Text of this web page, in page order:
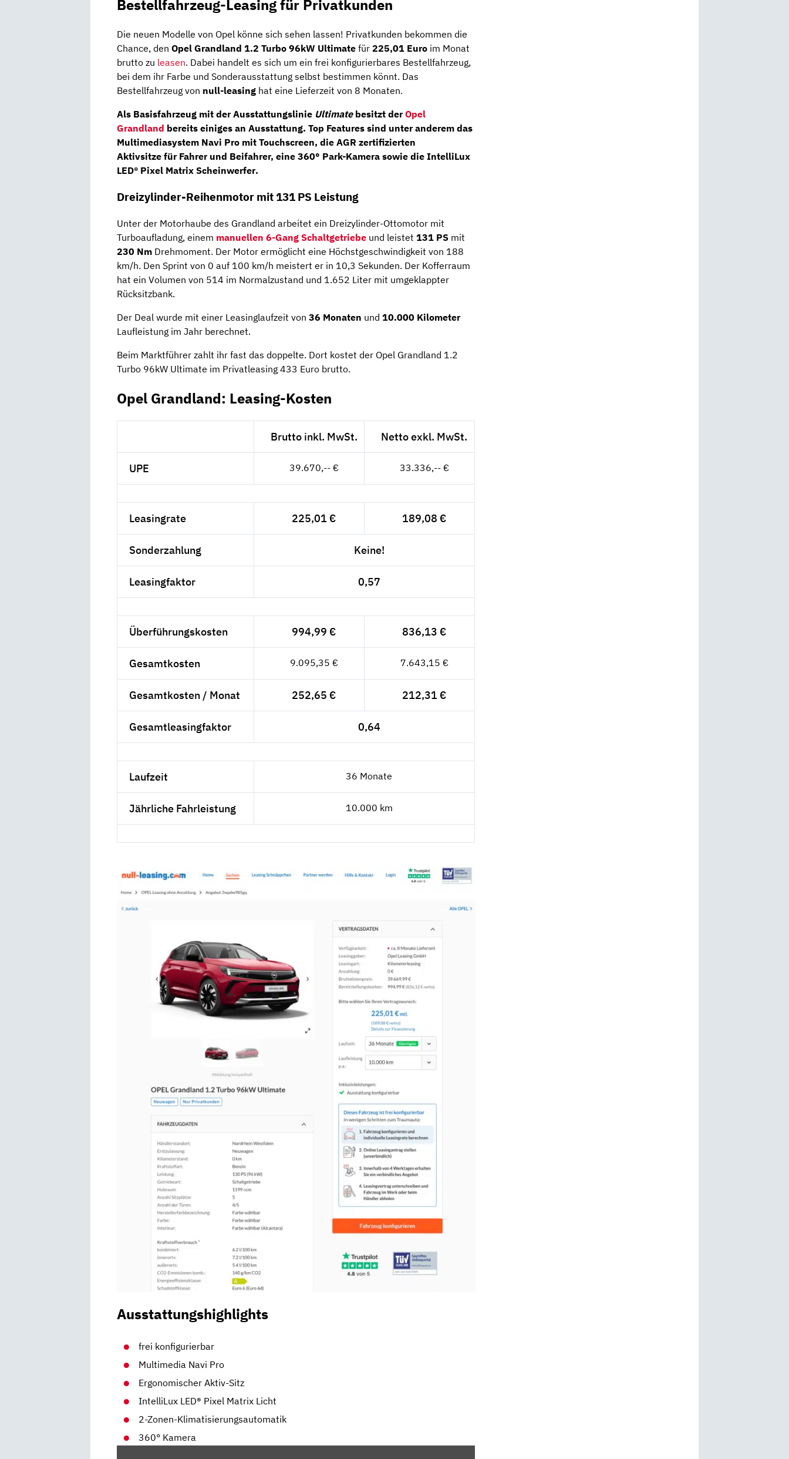
Bestellfahrzeug-Leasing für Privatkunden
Die neuen Modelle von Opel könne sich sehen lassen! Privatkunden bekommen die
Chance, den Opel Grandland 1.2 Turbo 96kW Ultimate für 225,01 Euro im Monat
brutto zu leasen. Dabei handelt es sich um ein frei konfigurierbares Bestellfahrzeug,
bei dem ihr Farbe und Sonderausstattung selbst bestimmen könnt. Das
Bestellfahrzeug von null-leasing hat eine Lieferzeit von 8 Monaten.
Als Basisfahrzeug mit der Ausstattungslinie Ultimatebesitzt derOpel
Grandland bereits einiges an Ausstattung. Top Features sind unter anderem das
Multimediasystem Navi Pro mit Touchscreen, die AGR zertifizierten
Aktivsitze für Fahrer und Beifahrer, eine 360° Park-Kamera sowie die IntelliLux
LED® Pixel Matrix Scheinwerfer.
Dreizylinder-Reihenmotor mit 131 PS Leistung
Unter der Motorhaube des Grandland arbeitet ein Dreizylinder-Ottomotor mit
Turboaufladung, einem manuellen 6-Gang Schaltgetriebe und leistet 131 PS mit
230 Nm Drehmoment. Der Motor ermöglicht eine Höchstgeschwindigkeit von 188
km/h. Den Sprint von 0 auf 100 km/h meistert er in 10,3 Sekunden. Der Kofferraum
hat ein Volumen von 514 im Normalzustand und 1.652 Liter mit umgeklappter
Rücksitzbank.
Der Deal wurde mit einer Leasinglaufzeit von 36 Monaten und 10.000 Kilometer
Laufleistung im Jahr berechnet.
Beim Marktführer zahlt ihr fast das doppelte. Dort kostet der Opel Grandland 1.2
Turbo 96kW Ultimate im Privatleasing 433 Euro brutto.
Opel Grandland: Leasing-Kosten
Brutto inkl. MwSt. Netto exkl. MwSt.
UPE 39.670,-- € 33.336,-- €
Leasingrate 225,01 € 189,08 €
Sonderzahlung Keine!
Leasingfaktor 0,57
Überführungskosten 994,99 € 836,13 €
Gesamtkosten 9.095,35 € 7.643,15 €
Gesamtkosten / Monat 252,65 € 212,31 €
Gesamtleasingfaktor 0,64
Laufzeit 36 Monate
Jährliche Fahrleistung 10.000 km
Ausstattungshighlights
frei konfigurierbar
Multimedia Navi Pro
Ergonomischer Aktiv-Sitz
IntelliLux LED® Pixel Matrix Licht
2-Zonen-Klimatisierungsautomatik
360° Kamera